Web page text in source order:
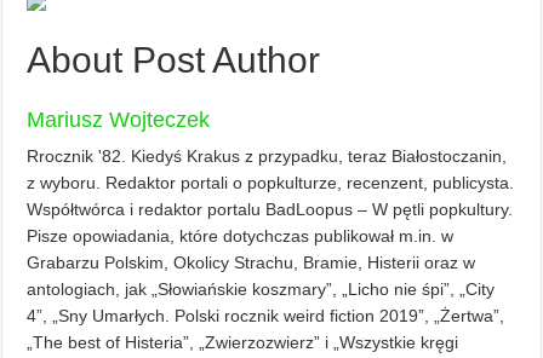
About Post Author
Mariusz Wojteczek
Rrocznik '82. Kiedyś Krakus z przypadku, teraz Białostoczanin,
z wyboru. Redaktor portali o popkulturze, recenzent, publicysta.
Współtwórca i redaktor portalu BadLoopus – W pętli popkultury.
Pisze opowiadania, które dotychczas publikował m.in. w
Grabarzu Polskim, Okolicy Strachu, Bramie, Histerii oraz w
antologiach, jak „Słowiańskie koszmary”, „Licho nie śpi”, „City
4”, „Sny Umarłych. Polski rocznik weird fiction 2019”, „Żertwa”,
„The best of Histeria”, „Zwierzozwierz” i „Wszystkie kręgi